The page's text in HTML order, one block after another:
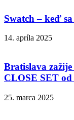
Swatch – keď
14. apríla 2025
Bratislava
CLOSE SET od
25. marca 2025